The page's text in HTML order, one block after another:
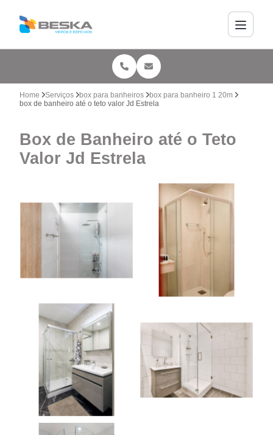
Home Serviços box para banheiros
box para banheiro 1 20m
box de banheiro até o teto valor Jd Estrela
Box de Banheiro até o Teto
Valor Jd Estrela